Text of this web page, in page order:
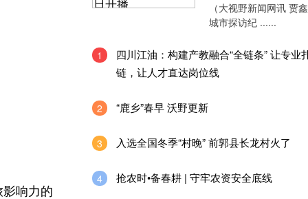
响力的
（大视野新闻网讯 贾
城市探访纪 ......
1
四川江油：构建产教融合“全链条” 让专业
链，让人才直达岗位线
2 “鹿乡”春早 沃野更新
3 入选全国冬季“村晚” 前郭县长龙村火了
4 抢农时•备春耕 | 守牢农资安全底线